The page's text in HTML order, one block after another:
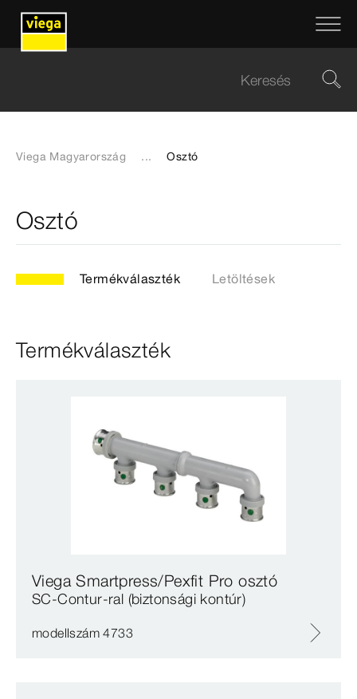
Viega Magyarország ... Osztó
Osztó
Termékválaszték Letöltések
Termékválaszték
Viega Smartpress/Pexfit Pro osztó
SC‑Contur-ral (biztonsági kontúr)
modellszám 4733